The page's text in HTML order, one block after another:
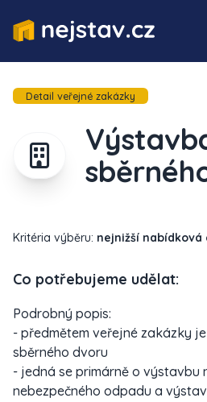
Detail veřejné zakázky
Kritéria výběru: nejnižší nabídková
Co potřebujeme udělat:
Podrobný popis:
- předmětem veřejné zakázky
sběrného dvoru
- jedná se primárně o výstavbu
nebezpečného odpadu a